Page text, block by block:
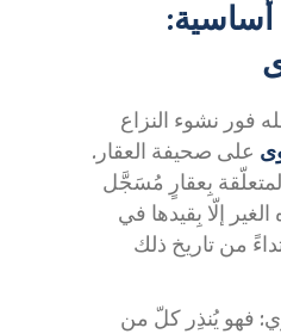
فور نشوء النزاع
على صحيفة العقار.
بِعقارٍ مُسَجَّل
إلّا بِقيدها في
من تاريخ ذلك
فهو يُنذِر كلّ من